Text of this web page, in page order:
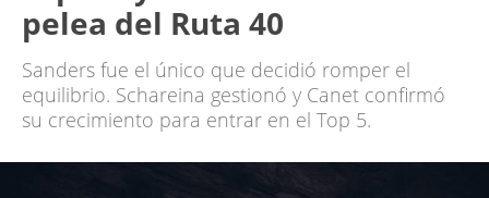
pelea del Ruta 40
Sanders fue el único que decidió romper el
equilibrio. Schareina gestionó y Canet confirmó
su crecimiento para entrar en el Top 5.